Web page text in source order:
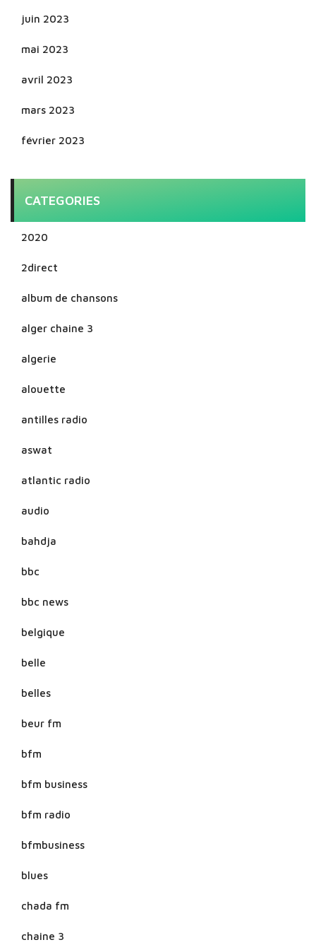
juin 2023
mai 2023
avril 2023
mars 2023
février 2023
CATEGORIES
2020
2direct
album de chansons
alger chaine 3
algerie
alouette
antilles radio
aswat
atlantic radio
audio
bahdja
bbc
bbc news
belgique
belle
belles
beur fm
bfm
bfm business
bfm radio
bfmbusiness
blues
chada fm
chaine 3